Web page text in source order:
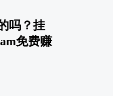
吗？挂
免费赚